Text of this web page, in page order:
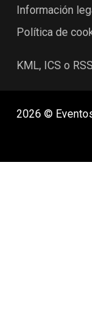
Información
Política de
KML, ICS o RSS
2026 ©